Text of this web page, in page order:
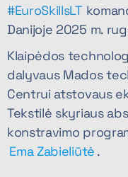
#EuroSkillsLT
Danijoje 2025 m.
Klaipėdos
dalyvaus Mados
Centrui atstovaus
Tekstilė skyriaus
konstravimo
Ema Zabieliūtė .